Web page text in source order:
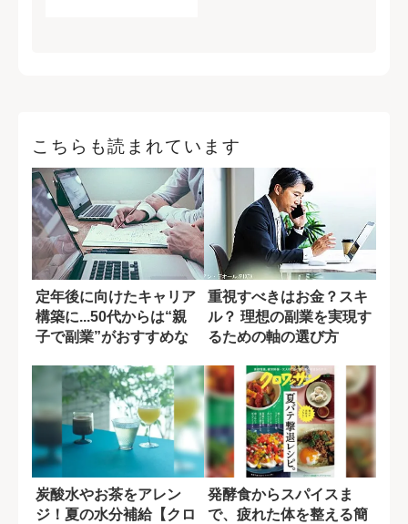
こちらも読まれています
定年後に向けたキャリア
構築に...50代からは“親
子で副業”がおすすめな
重視すべきはお金？スキ
ル？ 理想の副業を実現す
るための軸の選び方
炭酸水やお茶をアレン
ジ！夏の水分補給【クロ
発酵食からスパイスま
で、疲れた体を整える簡